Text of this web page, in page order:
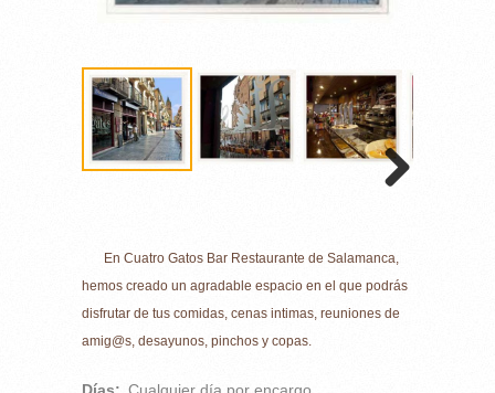
En Cuatro Gatos Bar Restaurante de Salamanca,
hemos creado un agradable espacio en el que podrás
disfrutar de tus comidas, cenas intimas, reuniones de
amig@s, desayunos, pinchos y copas.